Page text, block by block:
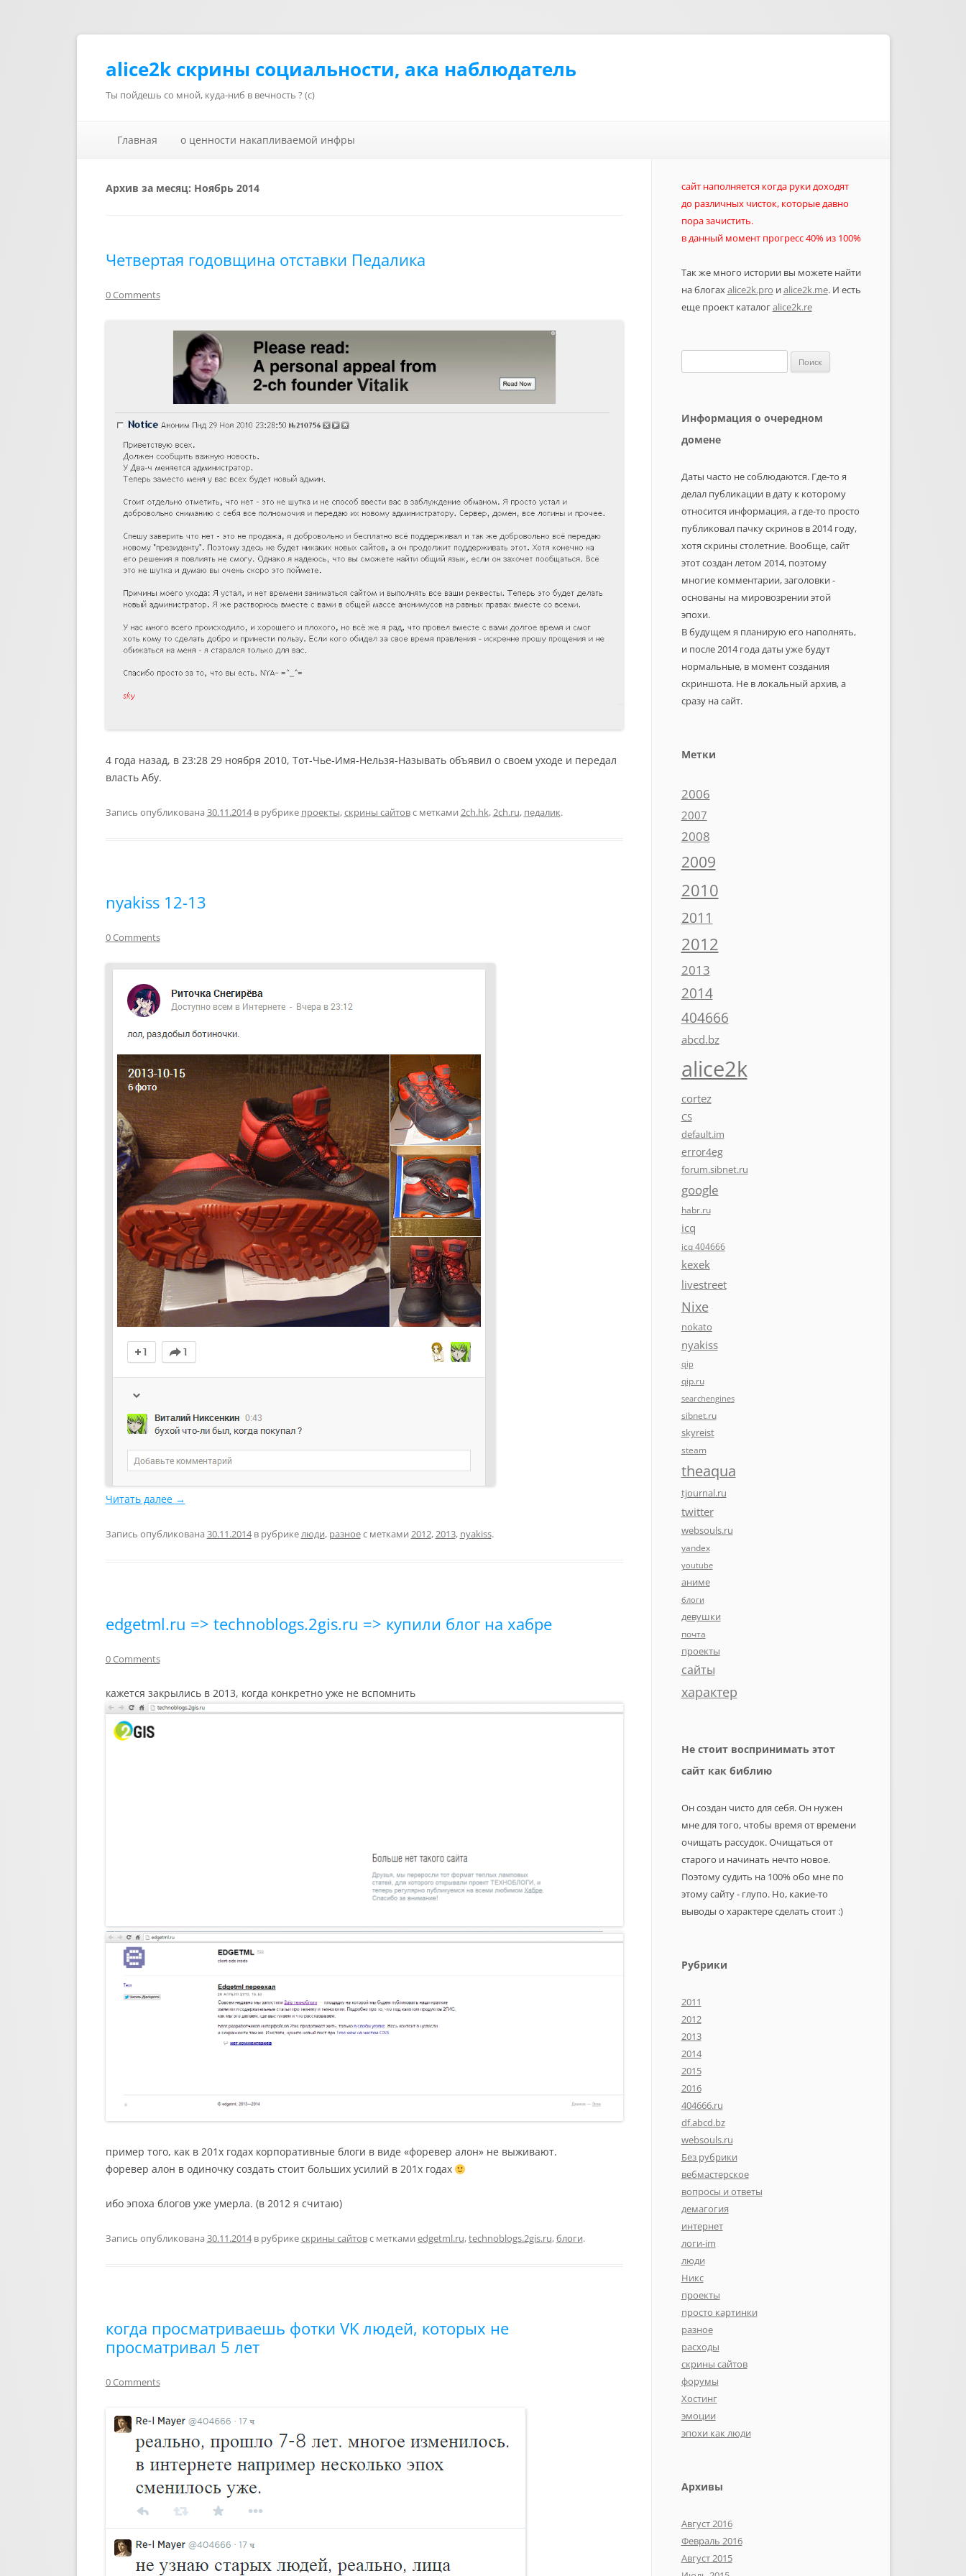
alice2k скрины социальности, ака наблюдатель
Ты пойдешь со мной, куда-ниб в вечность ? (с)
Главная
о ценности накапливаемой инфры
Архив за месяц: Ноябрь 2014
Четвертая годовщина отставки Педалика
0 Comments
4 года назад, в 23:28 29 ноября 2010, Тот-Чье-Имя-Нельзя-Называть объявил о своем уходе и передал
власть Абу.
Запись опубликована 30.11.2014в рубрике проекты,скрины сайтовс метками 2ch.hk,2ch.ru, педалик.
nyakiss 12-13
0 Comments
Читать далее →
Запись опубликована 30.11.2014в рубрикелюди, разноес метками 2012,2013, nyakiss.
edgetml.ru => technoblogs.2gis.ru => купили блог на хабре
0 Comments
кажется закрылись в 2013, когда конкретно уже не вспомнить
пример того, как в 201х годах корпоративные блоги в виде «форевер алон» не выживают.
форевер алон в одиночку создать стоит больших усилий в 201х годах
ибо эпоха блогов уже умерла. (в 2012 я считаю)
Запись опубликована 30.11.2014в рубрикескрины сайтовс метками edgetml.ru,technoblogs.2gis.ru,блоги.
когда просматриваешь фотки VK людей, которых не
просматривал 5 лет
0 Comments
сайт наполняется когда руки доходят
до различных чисток, которые давно
пора зачистить.
в данный момент прогресс 40% из 100%
Так же много истории вы можете найти
на блогахalice2k.pro иalice2k.me. И есть
еще проект каталогalice2k.re
Информация о очередном
домене
Даты часто не соблюдаются. Где-то я
делал публикации в дату к которому
относится информация, а где-то просто
публиковал пачку скринов в 2014 году,
хотя скрины столетние. Вообще, сайт
этот создан летом 2014, поэтому
многие комментарии, заголовки -
основаны на мировозрении этой
эпохи.
В будущем я планирую его наполнять,
и после 2014 года даты уже будут
нормальные, в момент создания
скриншота. Не в локальный архив, а
сразу на сайт.
Метки
2006
2007
2008
2009
2010
2011
2012
2013
2014
404666
abcd.bz
alice2k
cortez
CS
default.im
error4eg
forum.sibnet.ru
google
habr.ru
icq
icq 404666
kexek
livestreet
Nixe
nokato
nyakiss
qip
qip.ru
searchengines
sibnet.ru
skyreist
steam
theaqua
tjournal.ru
twitter
websouls.ru
yandex
youtube
аниме
блоги
девушки
почта
проекты
сайты
характер
Не стоит воспринимать этот
сайт как библию
Он создан чисто для себя. Он нужен
мне для того, чтобы время от времени
очищать рассудок. Очищаться от
старого и начинать нечто новое.
Поэтому судить на 100% обо мне по
этому сайту - глупо. Но, какие-то
выводы о характере сделать стоит :)
Рубрики
2011
2012
2013
2014
2015
2016
404666.ru
df.abcd.bz
websouls.ru
Без рубрики
вебмастерское
вопросы и ответы
демагогия
интернет
логи-im
люди
Никс
проекты
просто картинки
разное
расходы
скрины сайтов
форумы
Хостинг
эмоции
эпохи как люди
Архивы
Август 2016
Февраль 2016
Август 2015